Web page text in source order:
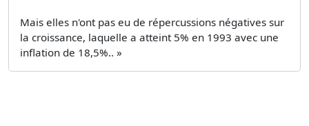
Mais elles n'ont pas eu de répercussions négatives sur
la croissance, laquelle a atteint 5% en 1993 avec une
inflation de 18,5%.. »